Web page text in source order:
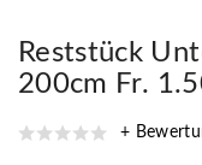
Reststück
200cm Fr.
+